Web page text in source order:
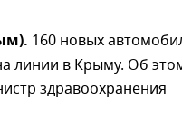
160 новых
линии в Крыму. Об
здравоохранения